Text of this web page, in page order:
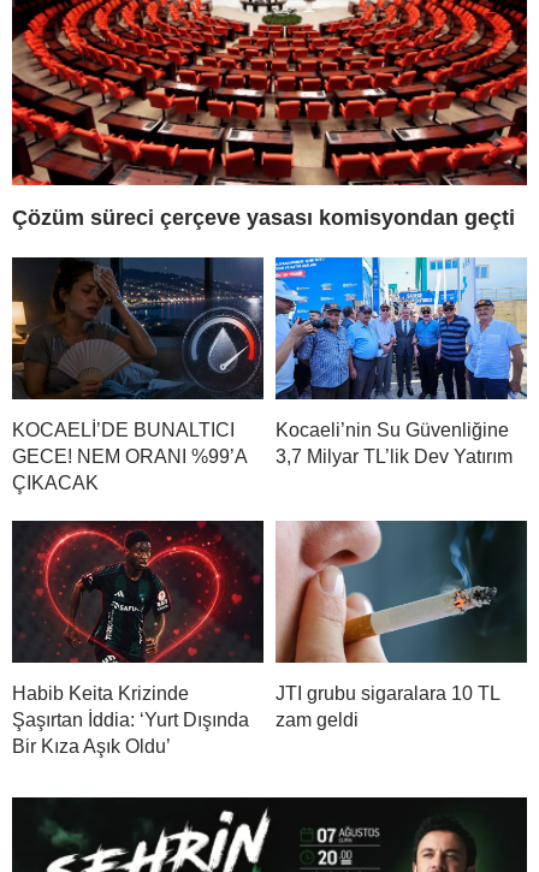
Çözüm süreci çerçeve yasası komisyondan geçti
KOCAELİ’DE BUNALTICI
GECE! NEM ORANI %99’A
ÇIKACAK
Kocaeli’nin Su Güvenliğine
3,7 Milyar TL’lik Dev Yatırım
Habib Keita Krizinde
Şaşırtan İddia: ‘Yurt Dışında
Bir Kıza Aşık Oldu’
JTI grubu sigaralara 10 TL
zam geldi